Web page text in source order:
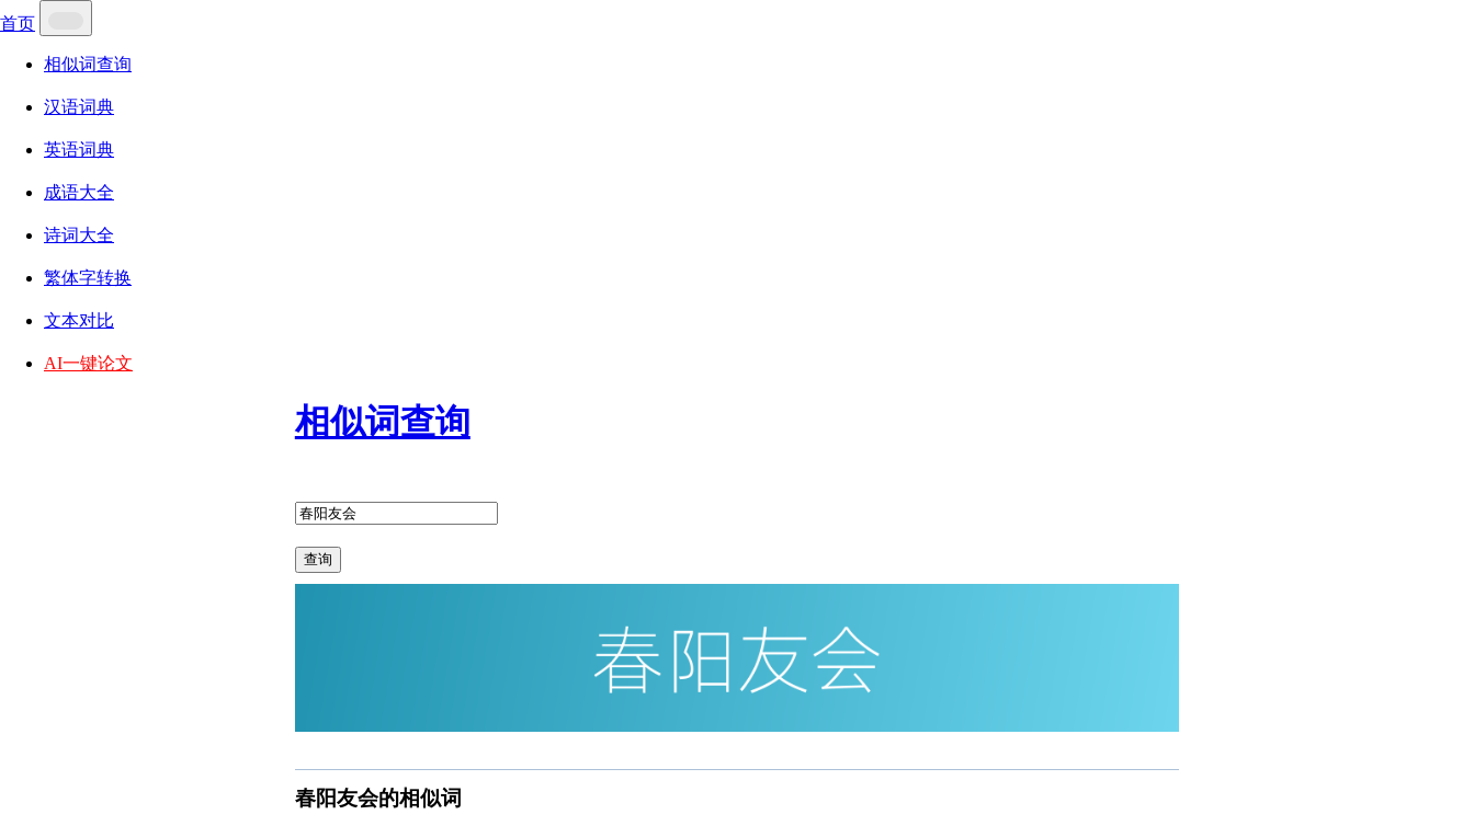
首页
相似词查询
汉语词典
英语词典
成语大全
诗词大全
繁体字转换
文本对比
AI一键论文
相似词查询
查询
春阳友会的相似词